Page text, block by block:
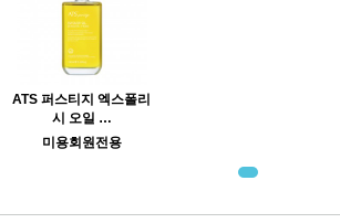
ATS 퍼스티지 엑스폴리
시 오일 …
미용회원전용